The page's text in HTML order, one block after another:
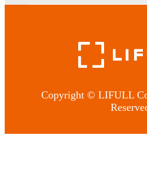
Copyright © LIFULL